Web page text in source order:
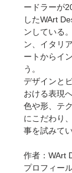
ードラーが
したWArt
ンしている
ン、イタリ
ートからイ
う。
デザインと
おける表現
色や形、テ
にこだわり
事を試みてい
作者：WArt
プロフィー